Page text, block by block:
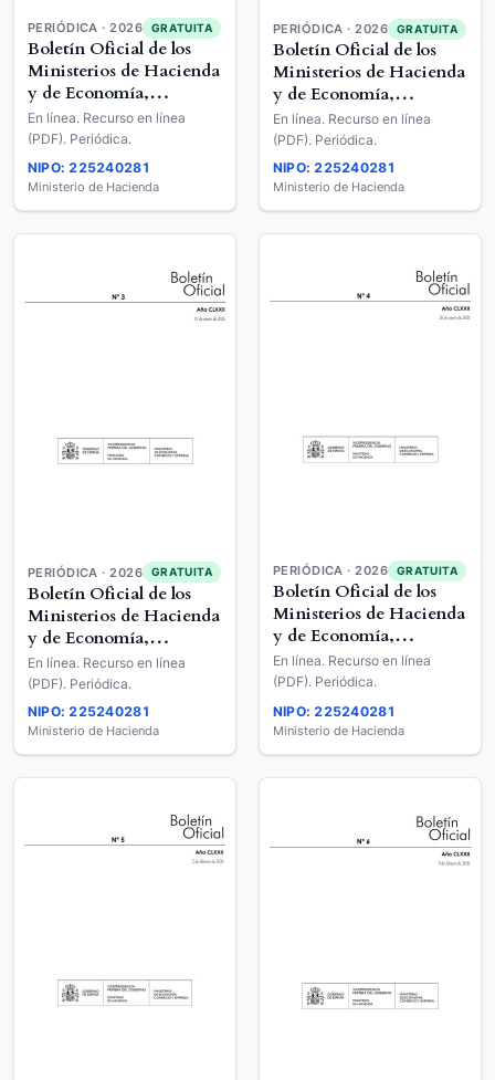
PERIÓDICA · 2026 GRATUITA
Boletín Oficial de los
Ministerios de Hacienda
y de Economía,
Comercio y Empresa
En línea. Recurso en línea
(PDF). Periódica.
NIPO: 225240281
Ministerio de Hacienda
PERIÓDICA · 2026 GRATUITA
Boletín Oficial de los
Ministerios de Hacienda
y de Economía,
Comercio y Empresa
En línea. Recurso en línea
(PDF). Periódica.
NIPO: 225240281
Ministerio de Hacienda
PERIÓDICA · 2026 GRATUITA
Boletín Oficial de los
Ministerios de Hacienda
y de Economía,
Comercio y Empresa
En línea. Recurso en línea
(PDF). Periódica.
NIPO: 225240281
Ministerio de Hacienda
PERIÓDICA · 2026 GRATUITA
Boletín Oficial de los
Ministerios de Hacienda
y de Economía,
Comercio y Empresa
En línea. Recurso en línea
(PDF). Periódica.
NIPO: 225240281
Ministerio de Hacienda